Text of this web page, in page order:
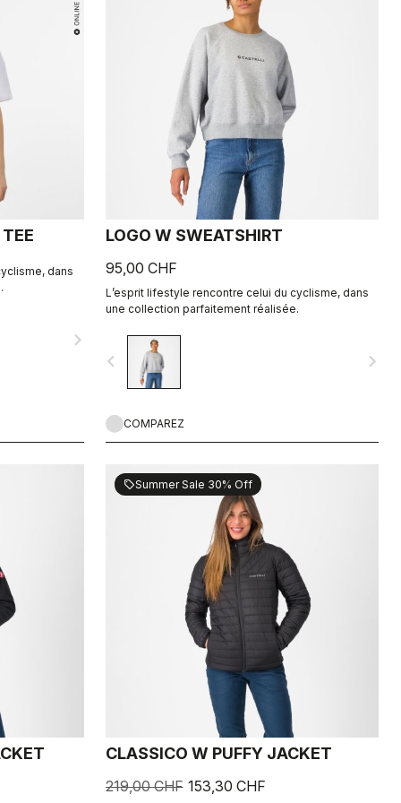
dans
navigate_next
LOGO W SWEATSHIRT
95,00 CHF
L’esprit lifestyle rencontre celui du cyclisme, dans
une collection parfaitement réalisée.
navigate_before navigate_next
COMPAREZ
sellSummer Sale 30% Off
CLASSICO W PUFFY JACKET
219,00 CHF 153,30 CHF